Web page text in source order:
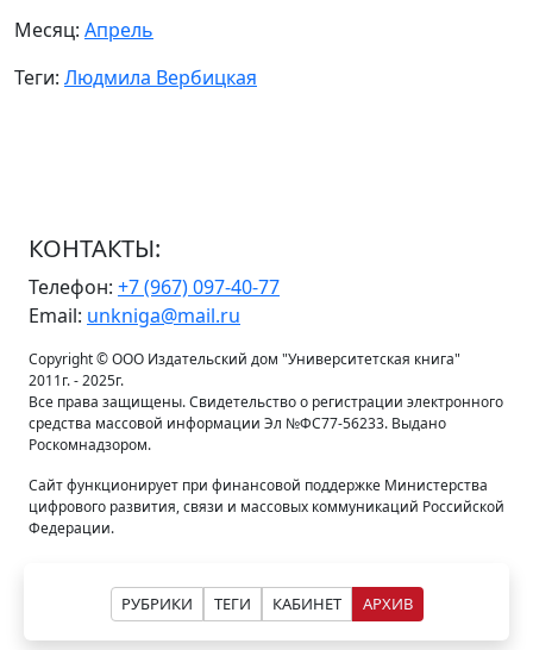
РУБРИКИ ТЕГИ КАБИНЕТ АРХИВ
Месяц: Апрель
Теги: Людмила Вербицкая
КОНТАКТЫ:
Телефон: +7 (967) 097-40-77
Email: unkniga@mail.ru
Copyright © ООО Издательский дом "Университетская книга"
2011г. - 2025г.
Все права защищены. Свидетельство о регистрации электронного
средства массовой информации Эл №ФС77-56233. Выдано
Роскомнадзором.
Сайт функционирует при финансовой поддержке Министерства
цифрового развития, связи и массовых коммуникаций Российской
Федерации.
Политика конфиденциальности
Обработка персональных данных